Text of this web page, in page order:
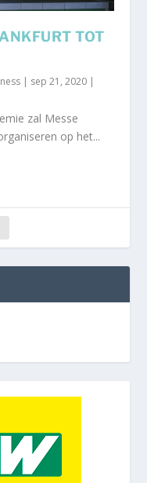
TOT
| sep 21, 2020 |
zal Messe
op het...